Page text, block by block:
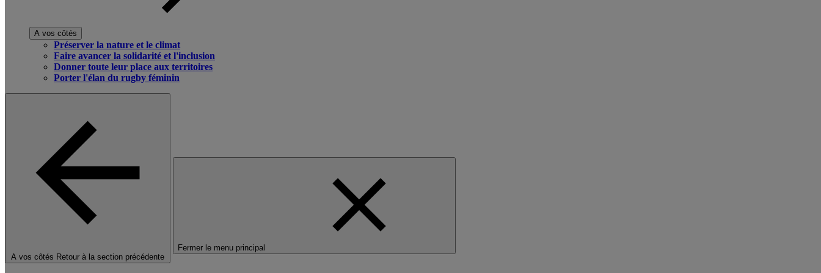
A vos côtés
Préserver la nature et le climat
Faire avancer la solidarité et l'inclusion
Donner toute leur place aux territoires
Porter l'élan du rugby féminin
A vos côtés Retour à la section précédente
Fermer le menu principal